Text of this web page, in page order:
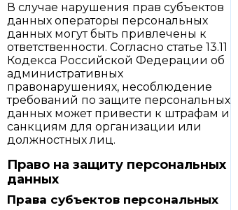
В случае нарушения прав субъектов
данных операторы персональных
данных могут быть привлечены к
ответственности. Согласно статье 13.11
Кодекса Российской Федерации об
административных
правонарушениях, несоблюдение
требований по защите персональных
данных может привести к штрафам и
санкциям для организации или
должностных лиц.
Право на защиту персональных
данных
Права субъектов персональных